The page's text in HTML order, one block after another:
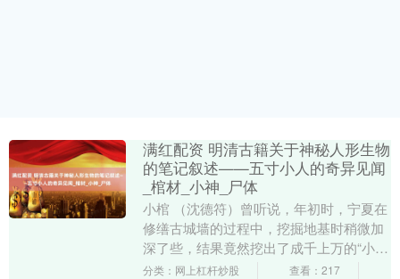
满红配资 明清古籍关于神秘人形生物
的笔记叙述——五寸小人的奇异见闻
_棺材_小神_尸体
小棺 （沈德符）曾听说，年初时，宁夏在
修缮古城墙的过程中，挖掘地基时稍微加
深了些，结果竟然挖出了成千上万的“小棺
材”。这些棺材大多不超过一尺长，打开一
分类：网上杠杆炒股 查看：217